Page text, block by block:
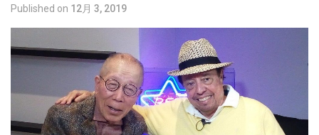
Published on 12月 3, 2019